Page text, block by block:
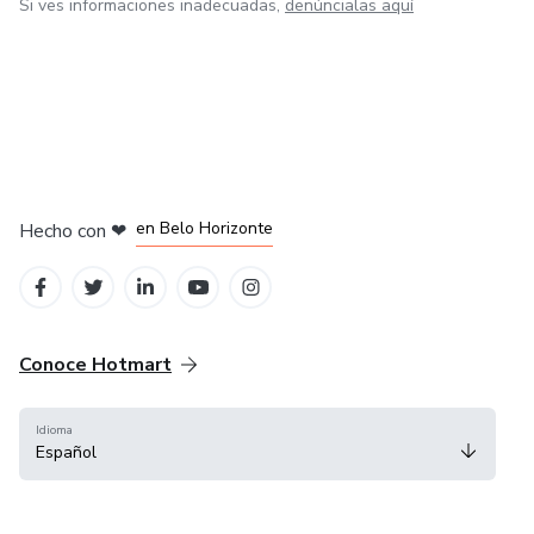
Si ves informaciones inadecuadas, denúncialas aquí
Hecho con ❤ en Belo Horizonte
Conoce Hotmart
Idioma
Español